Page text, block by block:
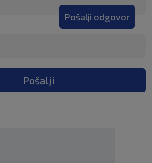
Pošalji odgovor
Pošalji